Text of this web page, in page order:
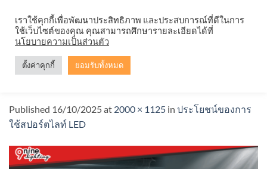
content
Published 16/10/2025at 2000 × 1125 in ประโยชน์ของการ
ใช้สปอร์ตไลท์ LED
เราใช้คุกกี้เพื่อพัฒนาประสิทธิภาพ และประสบการณ์ที่ดีในการ
ใช้เว็บไซต์ของคุณ คุณสามารถศึกษารายละเอียดได้ที่
นโยบายความเป็นส่วนตัว
ตั้งค่าคุกกี้ ยอมรับทั้งหมด